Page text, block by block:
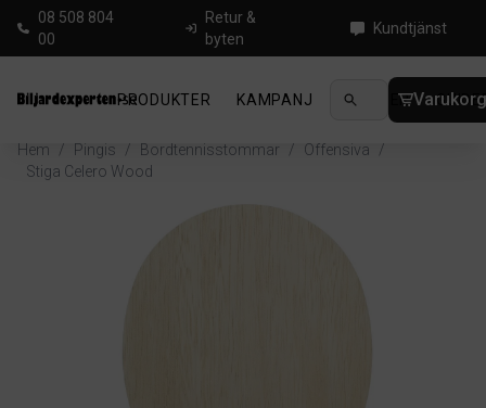
08 508 804
00
Retur &
byten
Kundtjänst
PRODUKTER KAMPANJ NYHETER
Hem / Pingis / Bordtennisstommar / Offensiva
/
Stiga Celero Wood